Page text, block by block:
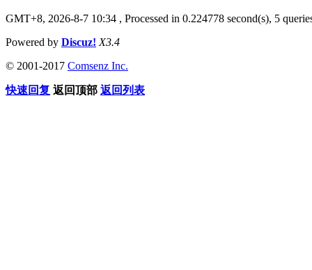
GMT+8, 2026-8-7 10:34 , Processed in 0.224778 second(s), 5
Powered by Discuz! X3.4
© 2001-2017 Comsenz Inc.
快速回复 返回顶部 返回列表